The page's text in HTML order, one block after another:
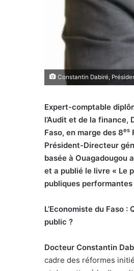
Constantin Dabiré,
Expert-comptable
l’Audit et de la finance,
Faso, en marge des 8es
Président-Directeur
basée à Ouagadougou
et a publié le livre « Le
publiques
L’Economiste du Faso
public ?
Docteur Constantin
cadre des réformes